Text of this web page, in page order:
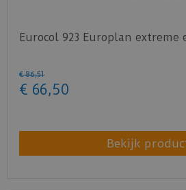
Eurocol 923 Europlan extreme
€ 86,51
€ 66,50
Bekijk